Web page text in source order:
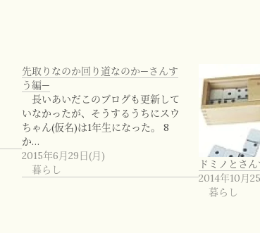
先取りなのか回り道なのか—さんす
う編—
長いあいだこのブログも更新して
いなかったが、そうするうちにスウ
ちゃん(仮名)は1年生になった。 8
か…
2015年6月29日(月)
暮らし
ドミノとさん
2014年10月
暮らし